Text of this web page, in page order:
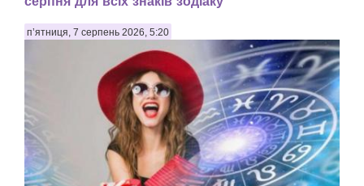
п’ятниця, 7 серпень 2026, 5:20